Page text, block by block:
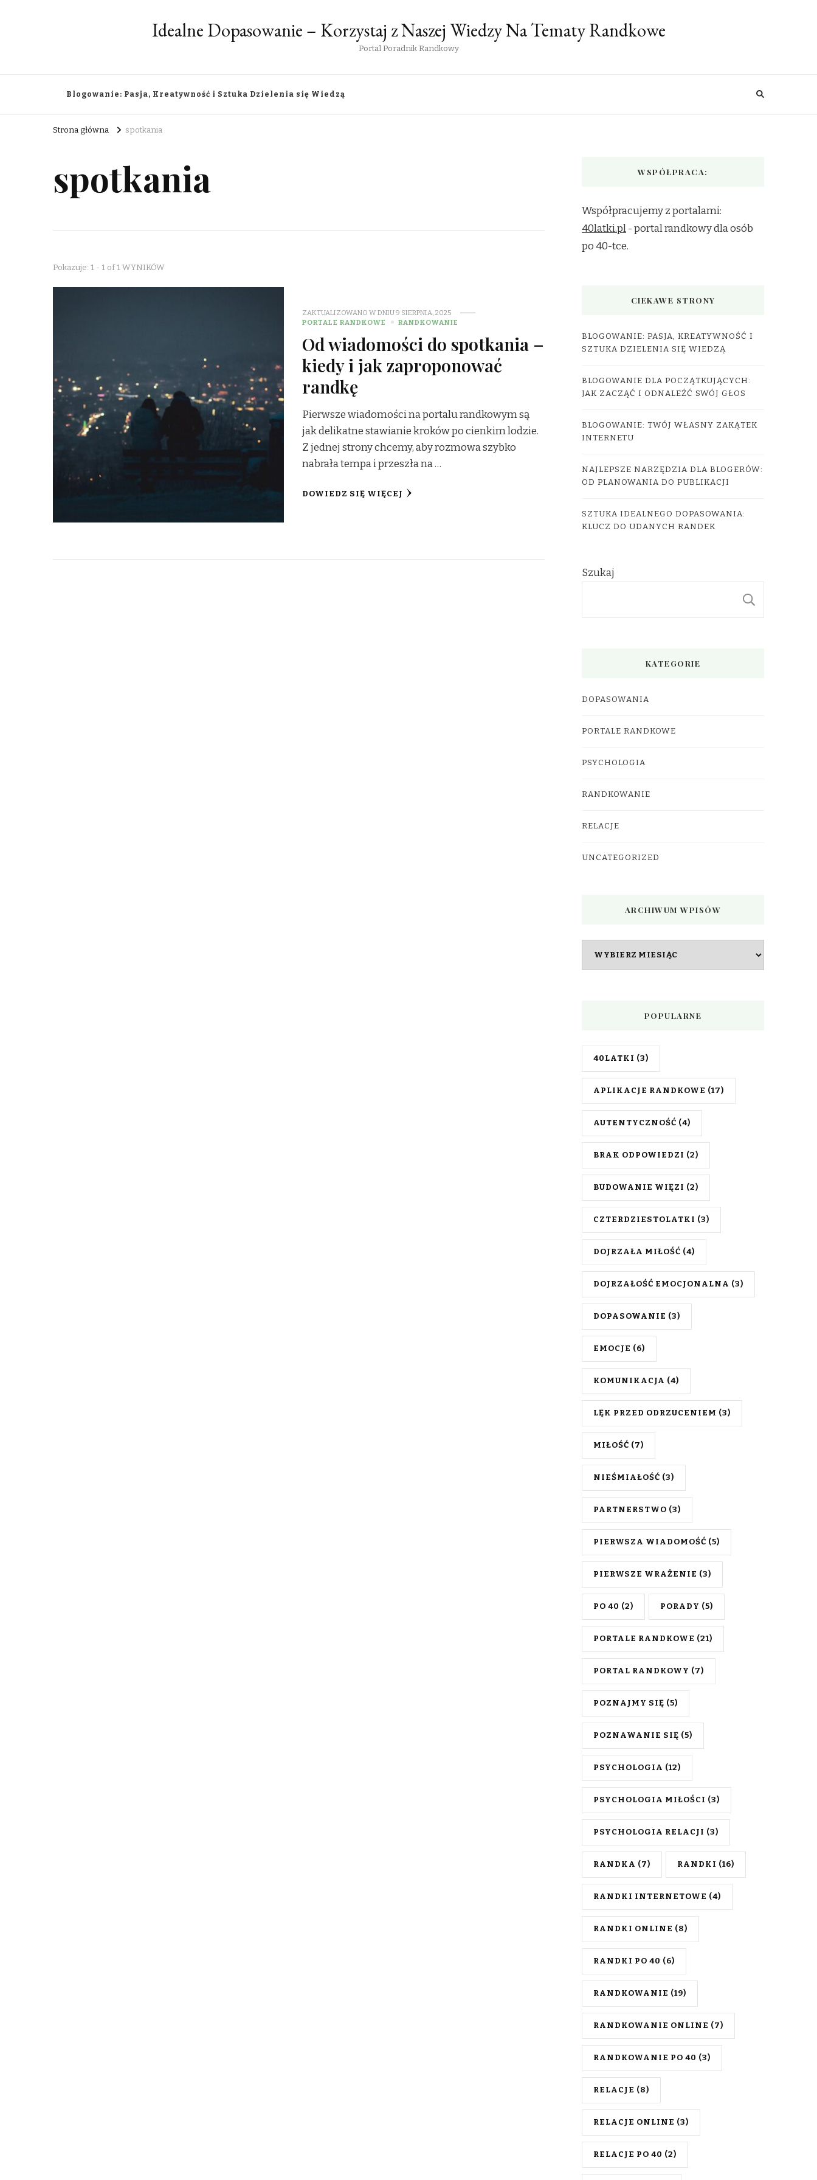
Idealne Dopasowanie – Korzystaj z Naszej Wiedzy Na Tematy Randkowe
Portal Poradnik Randkowy
Blogowanie: Pasja, Kreatywność i Sztuka Dzielenia się Wiedzą
Strona główna spotkania
spotkania
Pokazuje: 1 - 1 of 1 WYNIKÓW
ZAKTUALIZOWANO W DNIU9 SIERPNIA, 2025
PORTALE RANDKOWE
RANDKOWANIE
Od wiadomości do spotkania –
kiedy i jak zaproponować
randkę
Pierwsze wiadomości na portalu randkowym są
jak delikatne stawianie kroków po cienkim lodzie.
Z jednej strony chcemy, aby rozmowa szybko
nabrała tempa i przeszła na …
DOWIEDZ SIĘ WIĘCEJ
WSPÓŁPRACA:
Współpracujemy z portalami:
40latki.pl- portal randkowy dla osób
po 40-tce.
CIEKAWE STRONY
BLOGOWANIE: PASJA, KREATYWNOŚĆ I
SZTUKA DZIELENIA SIĘ WIEDZĄ
BLOGOWANIE DLA POCZĄTKUJĄCYCH:
JAK ZACZĄĆ I ODNALEŹĆ SWÓJ GŁOS
BLOGOWANIE: TWÓJ WŁASNY ZAKĄTEK
INTERNETU
NAJLEPSZE NARZĘDZIA DLA BLOGERÓW:
OD PLANOWANIA DO PUBLIKACJI
SZTUKA IDEALNEGO DOPASOWANIA:
KLUCZ DO UDANYCH RANDEK
Szukaj
KATEGORIE
DOPASOWANIA
PORTALE RANDKOWE
PSYCHOLOGIA
RANDKOWANIE
RELACJE
UNCATEGORIZED
ARCHIWUM WPISÓW
POPULARNE
40LATKI (3)
APLIKACJE RANDKOWE (17)
AUTENTYCZNOŚĆ (4)
BRAK ODPOWIEDZI (2)
BUDOWANIE WIĘZI (2)
CZTERDZIESTOLATKI (3)
DOJRZAŁA MIŁOŚĆ (4)
DOJRZAŁOŚĆ EMOCJONALNA (3)
DOPASOWANIE (3)
EMOCJE (6)
KOMUNIKACJA (4)
LĘK PRZED ODRZUCENIEM (3)
MIŁOŚĆ (7)
NIEŚMIAŁOŚĆ (3)
PARTNERSTWO (3)
PIERWSZA WIADOMOŚĆ (5)
PIERWSZE WRAŻENIE (3)
PO 40 (2) PORADY (5)
PORTALE RANDKOWE (21)
PORTAL RANDKOWY (7)
POZNAJMY SIĘ (5)
POZNAWANIE SIĘ (5)
PSYCHOLOGIA (12)
PSYCHOLOGIA MIŁOŚCI (3)
PSYCHOLOGIA RELACJI (3)
RANDKA (7) RANDKI (16)
RANDKI INTERNETOWE (4)
RANDKI ONLINE (8)
RANDKI PO 40 (6)
RANDKOWANIE (19)
RANDKOWANIE ONLINE (7)
RANDKOWANIE PO 40 (3)
RELACJE (8)
RELACJE ONLINE (3)
RELACJE PO 40 (2)